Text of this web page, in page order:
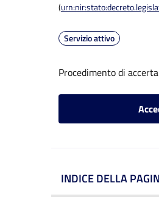
(
Servizio attivo
Procedimento di
INDICE DELLA